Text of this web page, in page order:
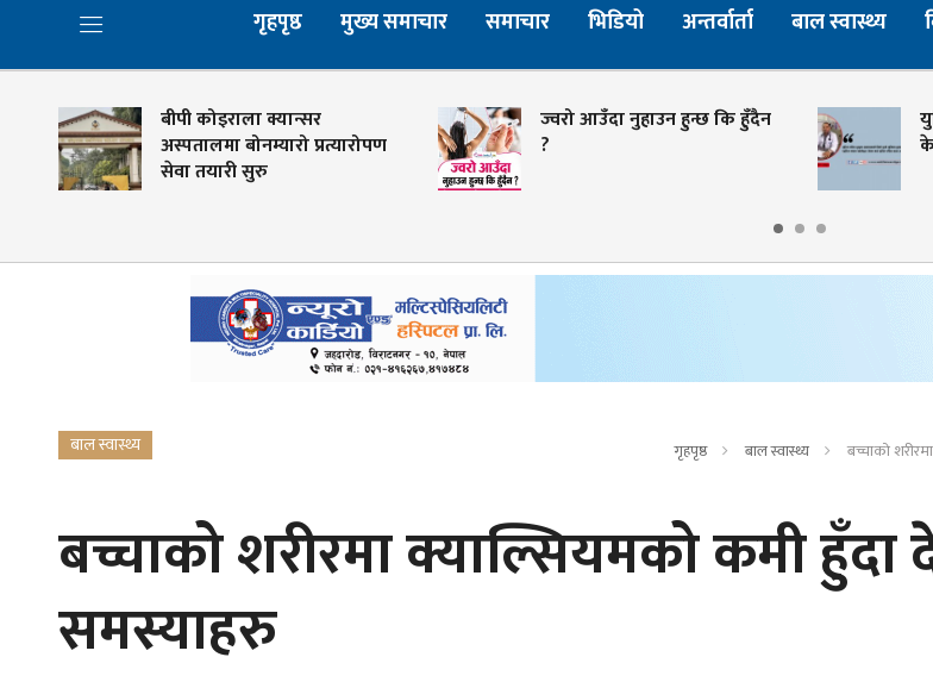
गृहपृष्ठ मुख्य समाचार समाचार भिडियो अन्तर्वार्ता बाल स्वास्थ्य
बीपी कोइराला क्यान्सर
अस्पतालमा बोनम्यारो प्रत्यारोपण
सेवा तयारी सुरु
ज्वरो आउँदा नुहाउन हुन्छ कि हुँदैन
?
बाल स्वास्थ्य गृहपृष्ठ बाल स्वास्थ्य बच्चाको
बच्चाको शरीरमा क्याल्सियमको कमी हुँदा
समस्याहरु